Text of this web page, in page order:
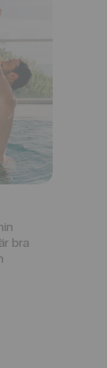
bra